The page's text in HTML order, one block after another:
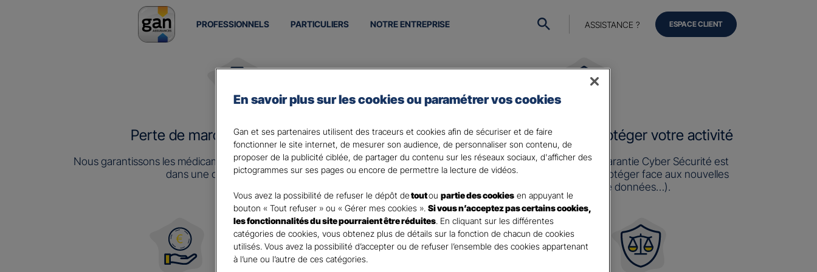
PROFESSIONNELS PARTICULIERS NOTRE ENTREPRISE ASSISTANCE ? ESPACE CLIENT
Perte de marchandises réfrigérés
Nous garantissons les médicaments qui demandent une conservation
dans une chambre réfrigérée.
Une offre innovante pour protéger votre activité
En plus des garanties classiques, la garantie Cyber Sécurité est
intégrée à votre contrat pour vous protéger face aux nouvelles
menaces (hacking, vol de données…).
En savoir plus sur les cookies ou paramétrer vos cookies
Gan et ses partenaires utilisent des traceurs et cookies afin de sécuriser et de faire
fonctionner le site internet, de mesurer son audience, de personnaliser son contenu, de
proposer de la publicité ciblée, de partager du contenu sur les réseaux sociaux, d'afficher des
pictogrammes sur ses pages ou encore de permettre la lecture de vidéos.
Vous avez la possibilité de refuser le dépôt detoutou partie des cookies en appuyant le
bouton « Tout refuser » ou « Gérer mes cookies ». Si vous n’acceptez pas certains cookies,
les fonctionnalités du site pourraient être réduites. En cliquant sur les différentes
catégories de cookies, vous obtenez plus de détails sur la fonction de chacun de cookies
utilisés. Vous avez la possibilité d’accepter ou de refuser l’ensemble des cookies appartenant
à l’une ou l’autre de ces catégories.